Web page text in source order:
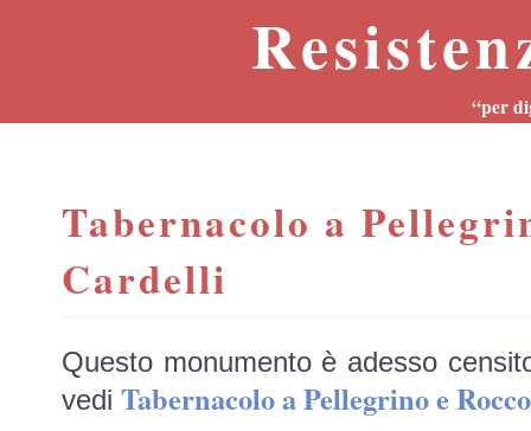
“per
Tabernacolo a
Cardelli
Questo monumento è adesso
vedi Tabernacolo a Pellegrino e